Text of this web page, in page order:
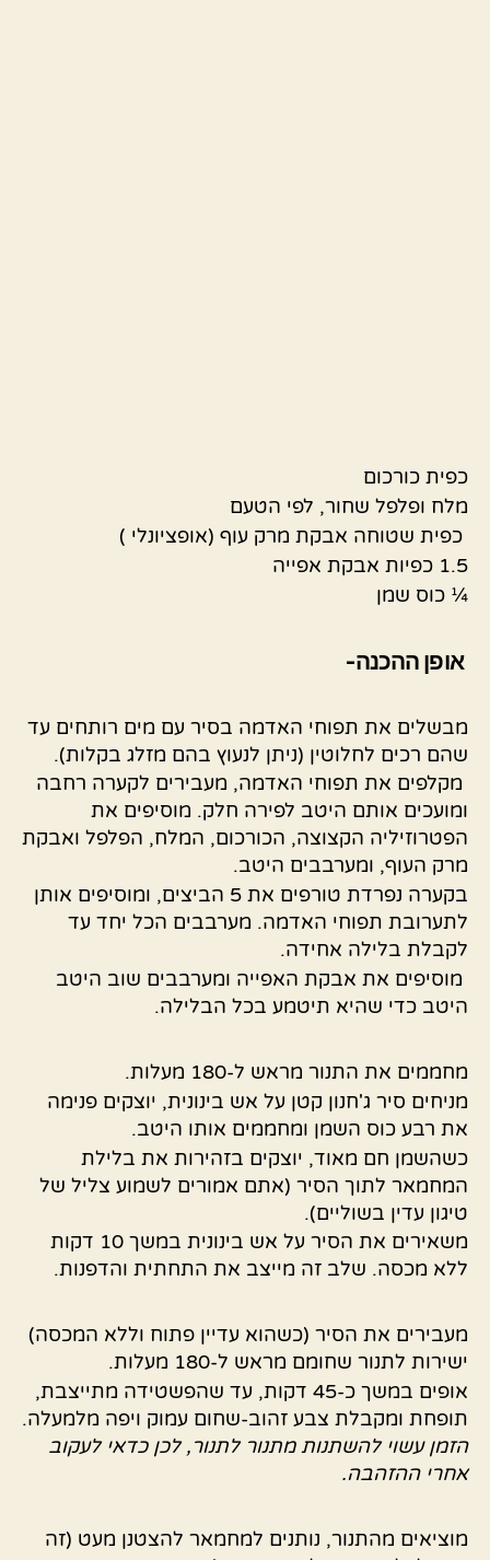
כפית כורכום
מלח ופלפל שחור, לפי הטעם
כפית שטוחה אבקת מרק עוף (אופציונלי )
1.5 כפיות אבקת אפייה
¼ כוס שמן
אופן ההכנה-
מבשלים את תפוחי האדמה בסיר עם מים רותחים עד
שהם רכים לחלוטין (ניתן לנעוץ בהם מזלג בקלות).
מקלפים את תפוחי האדמה, מעבירים לקערה רחבה
ומועכים אותם היטב לפירה חלק. מוסיפים את
הפטרוזיליה הקצוצה, הכורכום, המלח, הפלפל ואבקת
מרק העוף, ומערבבים היטב.
בקערה נפרדת טורפים את 5 הביצים, ומוסיפים אותן
לתערובת תפוחי האדמה. מערבבים הכל יחד עד
לקבלת בלילה אחידה.
מוסיפים את אבקת האפייה ומערבבים שוב היטב
היטב כדי שהיא תיטמע בכל הבלילה.
מחממים את התנור מראש ל-180 מעלות.
מניחים סיר ג'חנון קטן על אש בינונית, יוצקים פנימה
את רבע כוס השמן ומחממים אותו היטב.
כשהשמן חם מאוד, יוצקים בזהירות את בלילת
המחמאר לתוך הסיר (אתם אמורים לשמוע צליל של
טיגון עדין בשוליים).
משאירים את הסיר על אש בינונית במשך 10 דקות
ללא מכסה. שלב זה מייצב את התחתית והדפנות.
מעבירים את הסיר (כשהוא עדיין פתוח וללא המכסה)
ישירות לתנור שחומם מראש ל-180 מעלות.
אופים במשך כ-45 דקות, עד שהפשטידה מתייצבת,
תופחת ומקבלת צבע זהוב-שחום עמוק ויפה מלמעלה.
הזמן עשוי להשתנות מתנור לתנור, לכן כדאי לעקוב
אחרי ההזהבה.
מוציאים מהתנור, נותנים למחמאר להצטנן מעט (זה